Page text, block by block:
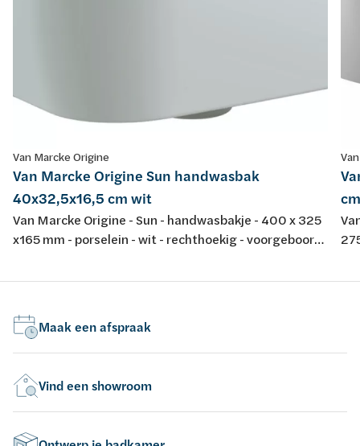
Van Marcke Origine
Van Marcke Origine Sun handwasbak
40x32,5x16,5 cm wit
Van Marcke Origine - Sun - handwasbakje - 400 x 325
x165 mm - porselein - wit - rechthoekig - voorgeboord
Maak een afspraak
Vind een showroom